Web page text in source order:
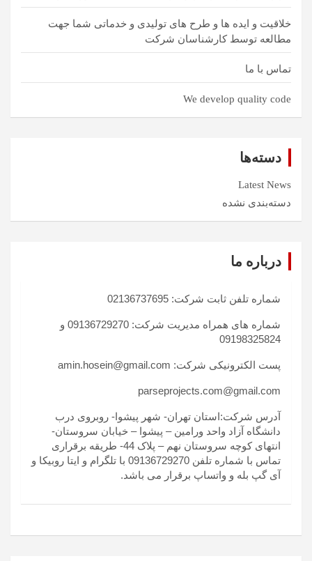
خلاقیت و ایده ها و طرح های تولیدی و خدماتی شما جهت
مطالعه توسط کارشناسان شرکت
تماس با ما
We develop quality code
دسته‌ها
Latest News
دسته‌بندی نشده
درباره ما
شماره تلفن ثابت شرکت: 02136737695
شماره های همراه مدیریت شرکت: 09136729270 و
09198325824
پست الکترونیکی شرکت: amin.hosein@gmail.com
parseprojects.com@gmail.com
آدرس شرکت:استان تهران- شهر پیشوا- روبروی درب
دانشگاه آزاد واحد ورامین – پیشوا – خیابان سروستان-
انتهای کوچه سروستان نهم – پلاک 44- طریقه برقراری
تماس با شماره تلفن 09136729270 با تلگرام و ایتا روبیکا و
آی گپ بله و واتساپ برقرار می باشد.